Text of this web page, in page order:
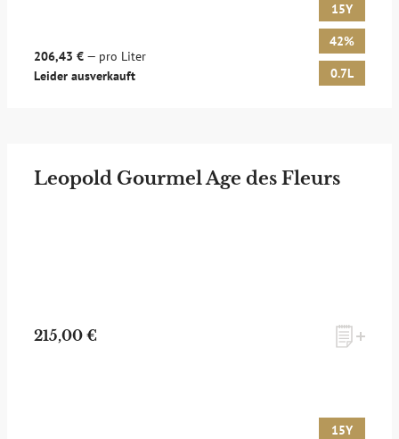
206,43 € — pro Liter
Leider ausverkauft
15Y
42%
0.7L
Leopold Gourmel Age des Fleurs
215,00 €
15Y